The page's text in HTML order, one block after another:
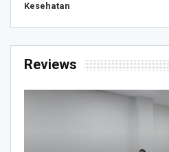
Kesehatan
Reviews